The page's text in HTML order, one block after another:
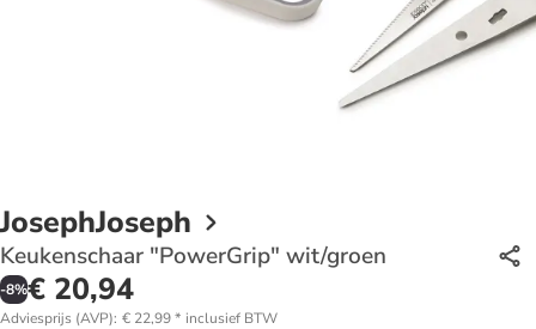
JosephJoseph
Keukenschaar "PowerGrip" wit/groen
-8%€ 20,94
Adviesprijs (AVP): € 22,99* inclusief BTW